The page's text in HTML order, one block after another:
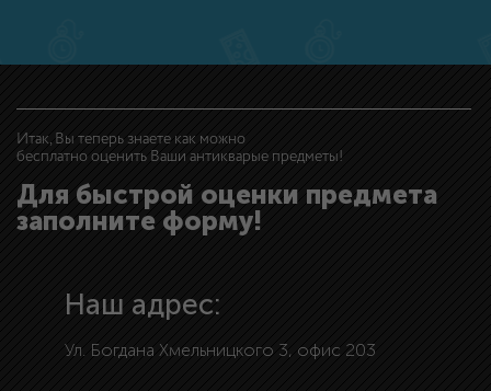
Итак, Вы теперь знаете как можно
бесплатно оценить Ваши антикварые предметы!
Для быстрой оценки предмета
заполните форму!
Наш адрес:
Ул. Богдана Хмельницкого 3, офис 203